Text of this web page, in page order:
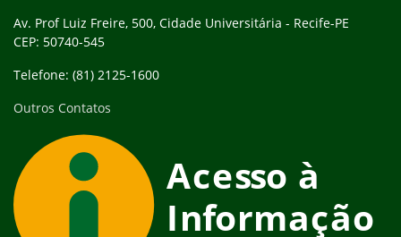
Av. Prof Luiz Freire, 500, Cidade Universitária - Recife-PE
CEP: 50740-545
Telefone: (81) 2125-1600
Outros Contatos